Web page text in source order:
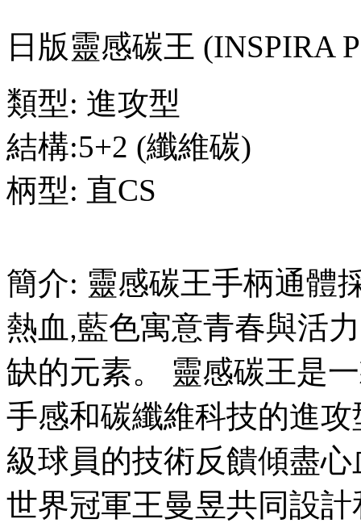
日版靈感碳王 (INSPIRA
類型: 進攻型
結構:5+2 (纖維碳)
柄型: 直CS
簡介: 靈感碳王手柄通體
熱血 ,藍色寓意青春與活
缺的元素。
靈感碳王是
手感和碳纖維科技的進攻
級球員的技術反饋傾盡
世界冠軍王曼昱共同設計